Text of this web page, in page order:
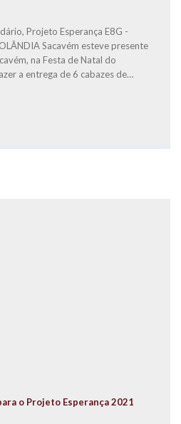
Projeto Esperança E8G -
Sacavém esteve presente
na Festa de Natal do
a entrega de 6 cabazes de
o Projeto Esperança 2021